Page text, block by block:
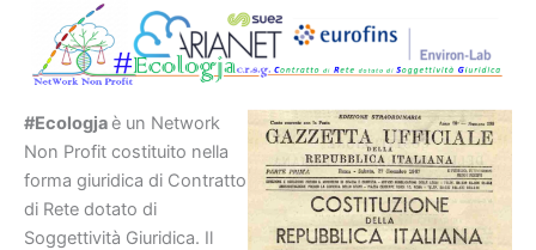
#Ecologjaè un Network
Non Profit costituito nella
forma giuridica di Contratto
di Rete dotato di
Soggettività Giuridica. Il